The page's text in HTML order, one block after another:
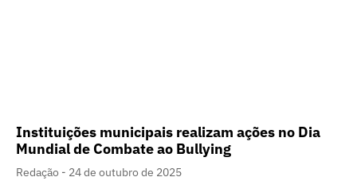
Instituições municipais realizam ações no Dia
Mundial de Combate ao Bullying
Redação
24 de outubro de 2025